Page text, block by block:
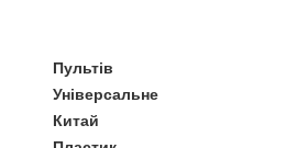
Пультів
Універсальне
Китай